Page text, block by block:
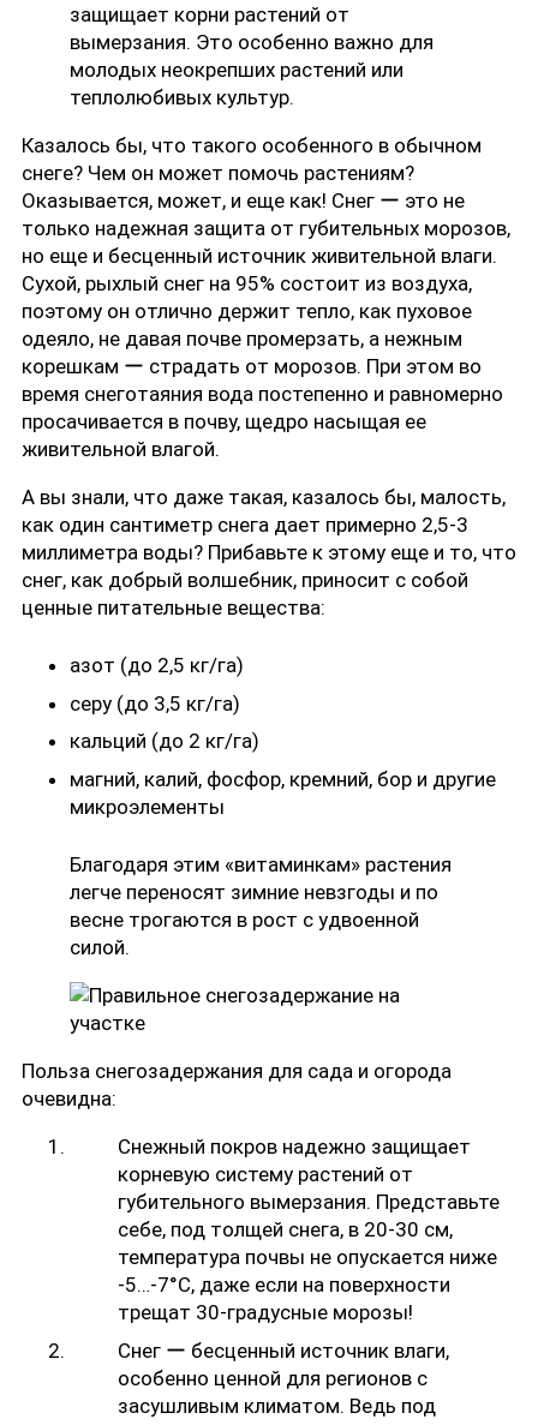
защищает корни растений от
вымерзания. Это особенно важно для
молодых неокрепших растений или
теплолюбивых культур.
Казалось бы, что такого особенного в обычном
снеге? Чем он может помочь растениям?
Оказывается, может, и еще как! Снег ー это не
только надежная защита от губительных морозов,
но еще и бесценный источник живительной влаги.
Сухой, рыхлый снег на 95% состоит из воздуха,
поэтому он отлично держит тепло, как пуховое
одеяло, не давая почве промерзать, а нежным
корешкам ー страдать от морозов. При этом во
время снеготаяния вода постепенно и равномерно
просачивается в почву, щедро насыщая ее
живительной влагой.
А вы знали, что даже такая, казалось бы, малость,
как один сантиметр снега дает примерно 2,5-3
миллиметра воды? Прибавьте к этому еще и то, что
снег, как добрый волшебник, приносит с собой
ценные питательные вещества:
азот (до 2,5 кг/га)
серу (до 3,5 кг/га)
кальций (до 2 кг/га)
магний, калий, фосфор, кремний, бор и другие
микроэлементы
Благодаря этим «витаминкам» растения
легче переносят зимние невзгоды и по
весне трогаются в рост с удвоенной
силой.
Польза снегозадержания для сада и огорода
очевидна:
Снежный покров надежно защищает
корневую систему растений от
губительного вымерзания. Представьте
себе, под толщей снега, в 20-30 см,
температура почвы не опускается ниже
-5…-7°C, даже если на поверхности
трещат 30-градусные морозы!
Снег ー бесценный источник влаги,
особенно ценной для регионов с
засушливым климатом. Ведь под